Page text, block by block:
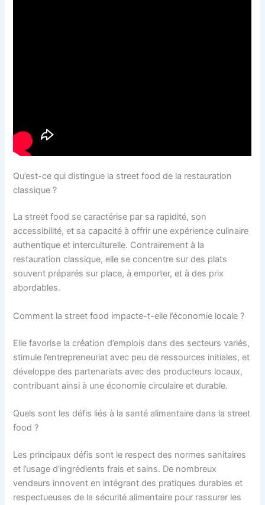
Qu’est-ce qui distingue la street food de la restauration
classique ?
La street food se caractérise par sa rapidité, son
accessibilité, et sa capacité à offrir une expérience culinaire
authentique et interculturelle. Contrairement à la
restauration classique, elle se concentre sur des plats
souvent préparés sur place, à emporter, et à des prix
abordables.
Comment la street food impacte-t-elle l’économie locale ?
Elle favorise la création d’emplois dans des secteurs variés,
stimule l’entrepreneuriat avec peu de ressources initiales, et
développe des partenariats avec des producteurs locaux,
contribuant ainsi à une économie circulaire et durable.
Quels sont les défis liés à la santé alimentaire dans la street
food ?
Les principaux défis sont le respect des normes sanitaires
et l’usage d’ingrédients frais et sains. De nombreux
vendeurs innovent en intégrant des pratiques durables et
respectueuses de la sécurité alimentaire pour rassurer les